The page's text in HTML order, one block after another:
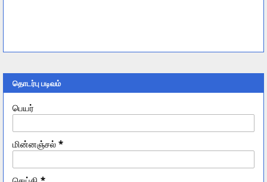
தொடர்பு படிவம்
பெயர்
மின்னஞ்சல் *